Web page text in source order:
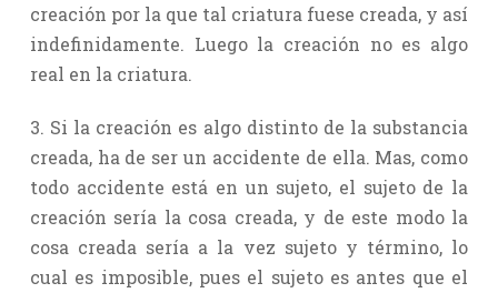
creación por la que tal criatura fuese creada, y así
indefinidamente. Luego la creación no es algo
real en la criatura.
3. Si la creación es algo distinto de la substancia
creada, ha de ser un accidente de ella. Mas, como
todo accidente está en un sujeto, el sujeto de la
creación sería la cosa creada, y de este modo la
cosa creada sería a la vez sujeto y término, lo
cual es imposible, pues el sujeto es antes que el